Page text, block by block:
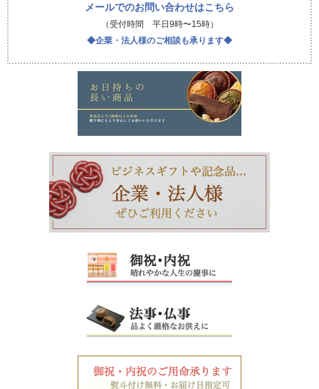
メールでのお問い合わせはこちら
（受付時間 平日9時〜15時）
◆企業・法人様のご相談も承ります◆